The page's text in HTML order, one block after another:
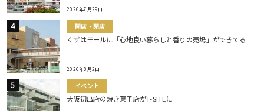
2026年7月29日
開店・閉店
くずはモールに「心地良い暮らしと香りの売場」ができてる
2026年8月2日
イベント
大阪初出店の焼き菓子店がT-SITEに